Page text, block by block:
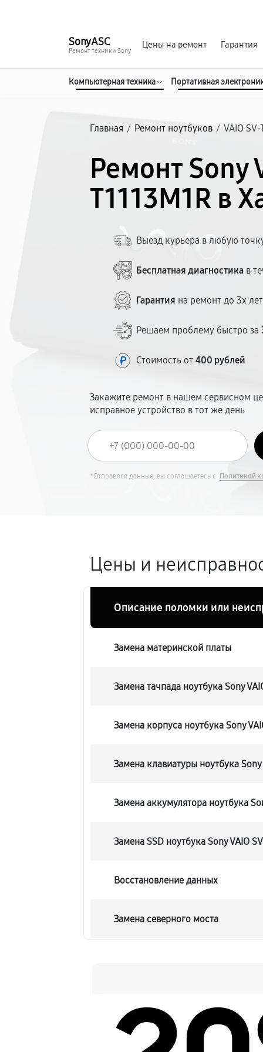
SonyASC
Ремонт техники Sony
Цены на ремонт Гарантия
Компьютерная техника Портативная
Главная / Ремонт ноутбуков / VAIO SV-
Ремонт Sony
T1113M1R в
Выезд курьера в любую
Бесплатная диагностика в
Гарантия на ремонт до 3х лет
Решаем проблему быстро за
Стоимость от400 рублей
Закажите ремонт в нашем сервисном
исправное устройство в тот же день
*Отправляя данные, вы соглашаетесь с Политикой
Цены и
Описание поломки или
Замена материнской платы
Замена тачпада ноутбука Sony
Замена корпуса ноутбука Sony
Замена клавиатуры ноутбука Sony
Замена аккумулятора ноутбука
Замена SSD ноутбука Sony VAIO
Восстановление данных
Замена северного моста
Замена термопасты ноутбука Sony